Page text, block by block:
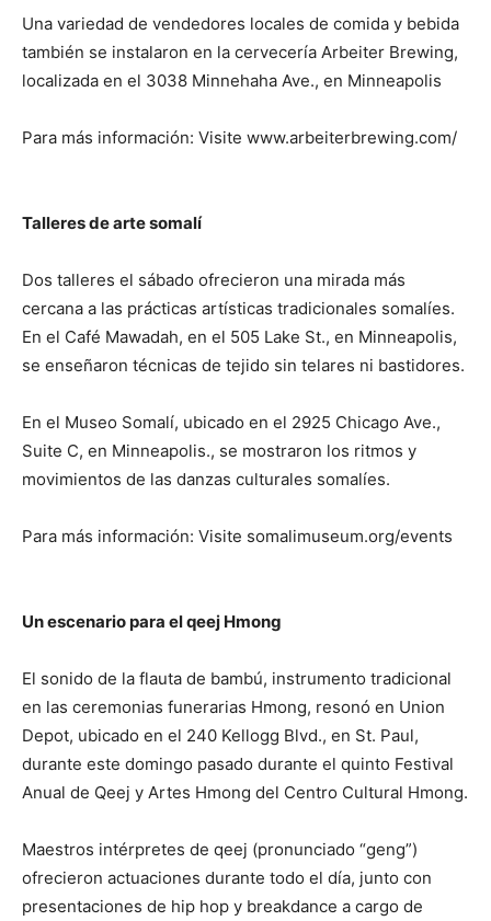
Una variedad de vendedores locales de comida y bebida
también se instalaron en la cervecería Arbeiter Brewing,
localizada en el 3038 Minnehaha Ave., en Minneapolis
Para más información: Visite www.arbeiterbrewing.com/
Talleres de arte somalí
Dos talleres el sábado ofrecieron una mirada más
cercana a las prácticas artísticas tradicionales somalíes.
En el Café Mawadah, en el 505 Lake St., en Minneapolis,
se enseñaron técnicas de tejido sin telares ni bastidores.
En el Museo Somalí, ubicado en el 2925 Chicago Ave.,
Suite C, en Minneapolis., se mostraron los ritmos y
movimientos de las danzas culturales somalíes.
Para más información: Visite somalimuseum.org/events
Un escenario para el qeej Hmong
El sonido de la flauta de bambú, instrumento tradicional
en las ceremonias funerarias Hmong, resonó en Union
Depot, ubicado en el 240 Kellogg Blvd., en St. Paul,
durante este domingo pasado durante el quinto Festival
Anual de Qeej y Artes Hmong del Centro Cultural Hmong.
Maestros intérpretes de qeej (pronunciado “geng”)
ofrecieron actuaciones durante todo el día, junto con
presentaciones de hip hop y breakdance a cargo de